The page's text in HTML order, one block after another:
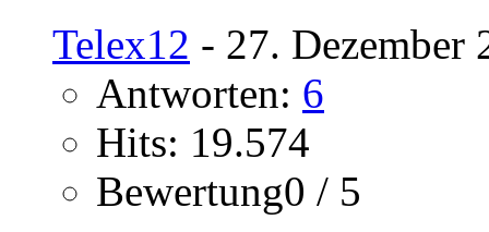
Telex12 - 27. Dezember
Antworten: 6
Hits: 19.574
Bewertung0 / 5